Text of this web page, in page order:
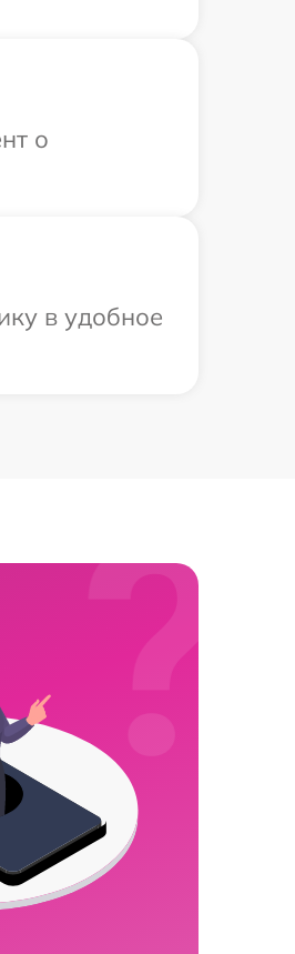
о
в удобное